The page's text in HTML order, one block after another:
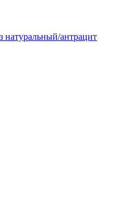
натуральный/антрацит